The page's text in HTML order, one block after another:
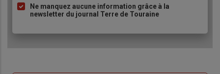
Ne manquez aucune information grâce à la
newsletter du journal Terre de Touraine